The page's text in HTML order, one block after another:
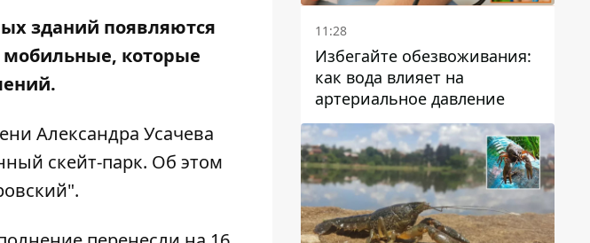
зданий появляются
которые
Александра Усачева
скейт-парк. Об этом
11:28
Избегайте обезвоживания:
как вода влияет на
артериальное давление